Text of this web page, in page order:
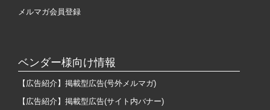
メルマガ会員登録
ベンダー様向け情報
【広告紹介】掲載型広告(号外メルマガ)
【広告紹介】掲載型広告(サイト内バナー)